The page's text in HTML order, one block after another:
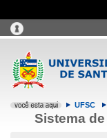
UFSC
Sistema